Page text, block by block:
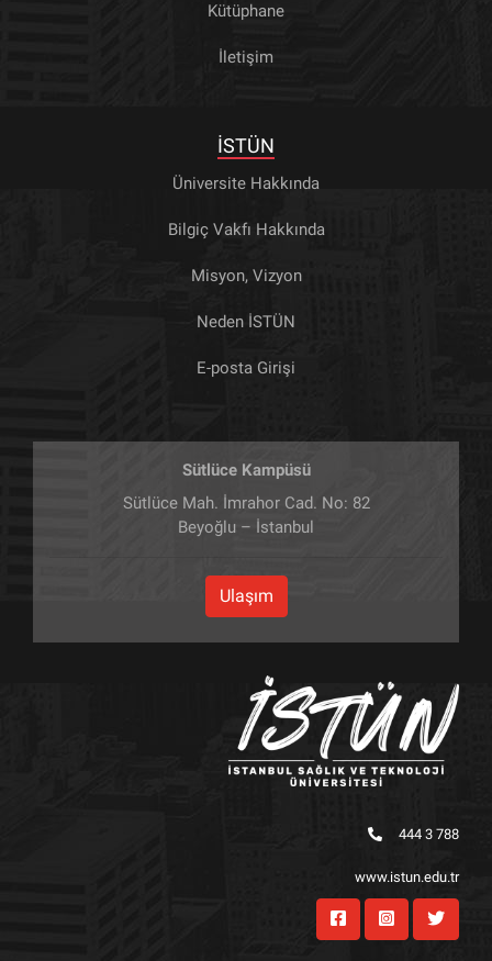
Kütüphane
İletişim
İSTÜN
Üniversite Hakkında
Bilgiç Vakfı Hakkında
Misyon, Vizyon
Neden İSTÜN
E-posta Girişi
Sütlüce Kampüsü
Sütlüce Mah. İmrahor Cad. No: 82
Beyoğlu – İstanbul
Ulaşım
444 3 788
www.istun.edu.tr